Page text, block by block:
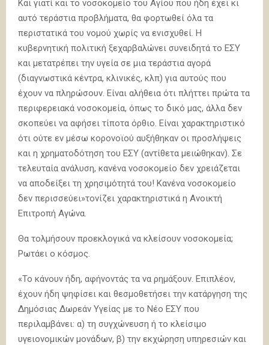
Και γιατί και το νοσοκομείο του Αγίου που ήδη έχει κι
αυτό τεράστια προβλήματα, θα φορτωθεί όλα τα
περιστατικά του νομού χωρίς να ενισχυθεί. Η
κυβερνητική πολιτική ξεχαρβαλώνει συνειδητά το ΕΣΥ
και μετατρέπει την υγεία σε μια τεράστια αγορά
(διαγνωστικά κέντρα, κλινικές, κλπ) για αυτούς που
έχουν να πληρώσουν. Είναι αλήθεια ότι πλήττει πρώτα τα
περιφερειακά νοσοκομεία, όπως το δικό μας, άλλα δεν
σκοπεύει να αφήσει τίποτα όρθιο. Είναι χαρακτηριστικό
ότι ούτε εν μέσω κορονοϊού αυξήθηκαν οι προσλήψεις
και η χρηματοδότηση του ΕΣΥ (αντίθετα μειώθηκαν). Σε
τελευταία ανάλυση, κανένα νοσοκομείο δεν χρειάζεται
να αποδείξει τη χρησιμότητά του! Κανένα νοσοκομείο
δεν περισσεύει»τονίζει χαρακτηριστικά η Ανοικτή
Επιτροπή Αγώνα.
Θα τολμήσουν προεκλογικά να κλείσουν νοσοκομεία;
Ρωτάει ο κόσμος.
«Το κάνουν ήδη, αφήνοντάς τα να ρημάξουν. Επιπλέον,
έχουν ήδη ψηφίσει και θεσμοθετήσει την κατάργηση της
Δημόσιας Δωρεάν Υγείας με το Νέο ΕΣΥ που
περιλαμβάνει: α) τη συγχώνευση ή το κλείσιμο
υγειονομικών μονάδων, β) την εκχώρηση υπηρεσιών και